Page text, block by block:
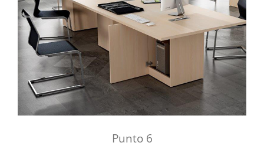
Punto 6